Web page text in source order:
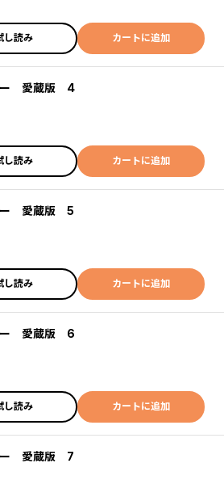
し読み カートに追加
ー 愛蔵版 4
し読み カートに追加
ー 愛蔵版 5
し読み カートに追加
ー 愛蔵版 6
し読み カートに追加
ー 愛蔵版 7